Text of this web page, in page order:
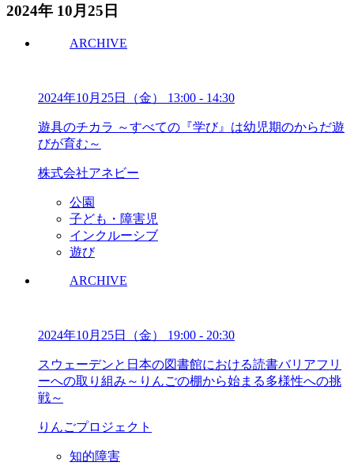
2024年 10月25日
ARCHIVE
2024年10月25日（金） 13:00 - 14:30
遊具のチカラ ～すべての『学び』は幼児期のからだ遊
びが育む～
株式会社アネビー
公園
子ども・障害児
インクルーシブ
遊び
ARCHIVE
2024年10月25日（金） 19:00 - 20:30
スウェーデンと日本の図書館における読書バリアフリ
ーへの取り組み～りんごの棚から始まる多様性への挑
戦～
りんごプロジェクト
知的障害